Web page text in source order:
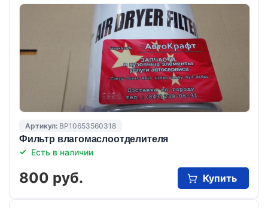
Артикул: BP10653560318
Фильтр влагомаслоотделителя
Есть в наличии
800 руб. Купить